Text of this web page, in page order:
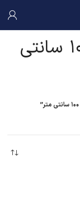
روکش شیرینگ ۱۰۰ سانتی